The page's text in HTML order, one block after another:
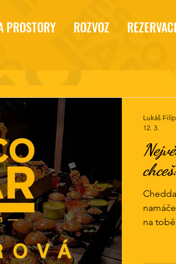
PROSTORY ROZVOZ
na
Lukáš
12. 3.